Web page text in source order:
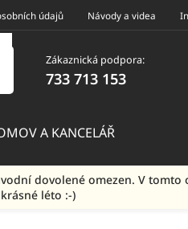
údajů Návody a videa
Zákaznická podpora:
733 713 153
A KANCELÁŘ
dovolené omezen. V
léto :-)